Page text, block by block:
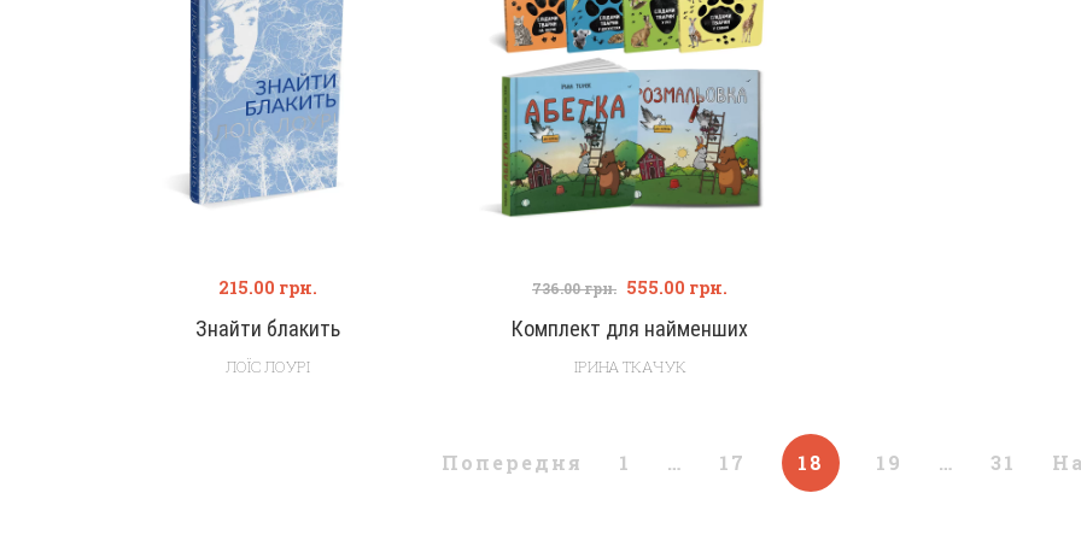
Знайти блакить
215.00 грн.
ЛОЇС ЛОУРІ
Комплект для найменших
736.00грн. 555.00 грн.
ІРИНА ТКАЧУК
Попередня 1 … 17 18 19 … 31